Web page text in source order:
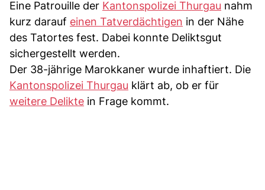
Eine Patrouille der Kantonspolizei Thurgau nahm
kurz darauf einen Tatverdächtigen in der Nähe
des Tatortes fest. Dabei konnte Deliktsgut
sichergestellt werden.
Der 38-jährige Marokkaner wurde inhaftiert. Die
Kantonspolizei Thurgau klärt ab, ob er für
weitere Delikte in Frage kommt.